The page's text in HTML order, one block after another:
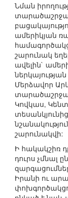
Նման
ամերիկյան
շարունակ
ավելին`
Մերձավոր
Կովկաս,
շարունակվի:
Ի հակակշիռ
դուրս չմնալ
Իրանի ու